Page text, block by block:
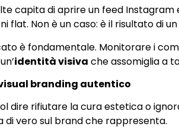
capita di aprire un feed
flat. Non è un caso: è il risultato di
è fondamentale. Monitorare i
identità visiva che assomiglia a
branding autentico
dire rifiutare la cura estetica o
di vero sul brand che rappresenta.